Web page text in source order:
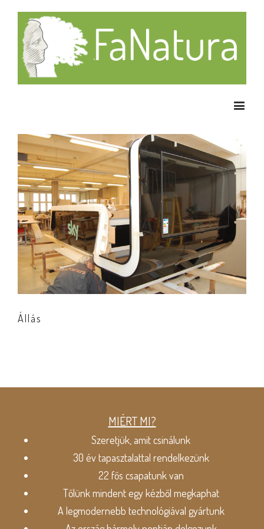
Állás
Állás
MIÉRT MI?
Szeretjük, amit csinálunk
30 év tapasztalattal rendelkezünk
22 fős csapatunk van
Tőlünk mindent egy kézből megkaphat
A legmodernebb technológiával gyártunk